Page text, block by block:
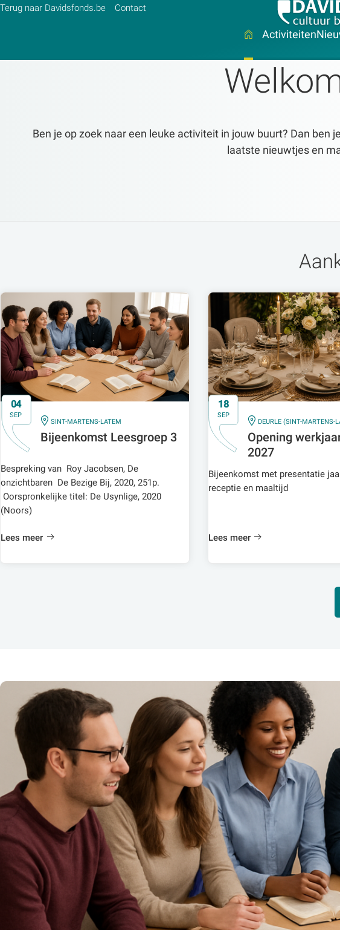
Terug naar Davidsfonds.be Contact
Activiteiten
Ben je op zoek naar een leuke activiteit in jouw buurt? Dan ben
laatste nieuwtjes en
04
SEP
IN
SINT-MARTENS-LATEM
Bijeenkomst Leesgroep 3
Bespreking van Roy Jacobsen, De
onzichtbaren De Bezige Bij, 2020, 251p.
Oorspronkelijke titel: De Usynlige, 2020
(Noors)
Lees meer
18
SEP
IN
DEURLE (SINT-MARTENS-
Opening
2027
Bijeenkomst met presentatie
receptie en maaltijd
Lees meer
Zoeken